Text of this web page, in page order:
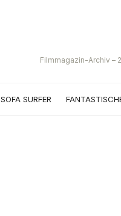
Filmmagazin-Archiv –
SOFA SURFER